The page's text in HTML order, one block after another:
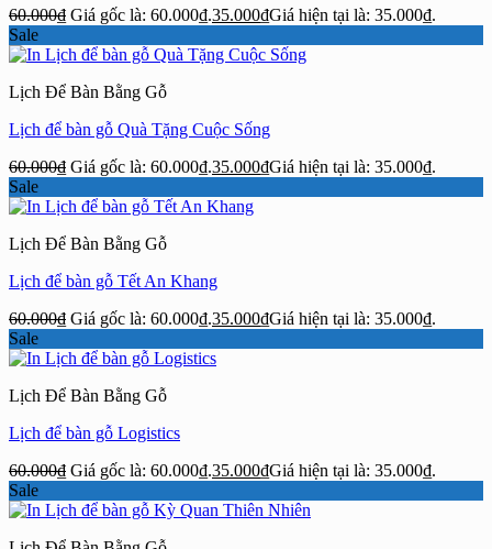
60.000₫ Giá gốc là: 60.000₫.35.000₫Giá hiện tại là: 35.000₫.
Sale
Lịch Để Bàn Bằng Gỗ
Lịch để bàn gỗ Quà Tặng Cuộc Sống
60.000₫ Giá gốc là: 60.000₫.35.000₫Giá hiện tại là: 35.000₫.
Sale
Lịch Để Bàn Bằng Gỗ
Lịch để bàn gỗ Tết An Khang
60.000₫ Giá gốc là: 60.000₫.35.000₫Giá hiện tại là: 35.000₫.
Sale
Lịch Để Bàn Bằng Gỗ
Lịch để bàn gỗ Logistics
60.000₫ Giá gốc là: 60.000₫.35.000₫Giá hiện tại là: 35.000₫.
Sale